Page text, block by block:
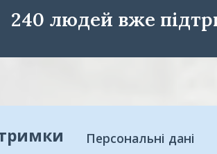
240 людей вже
Персональні дані